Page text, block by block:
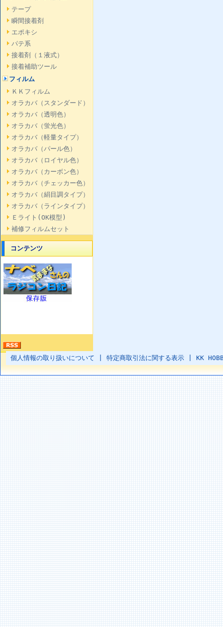
テープ
瞬間接着剤
エポキシ
パテ系
接着剤（１液式）
接着補助ツール
フィルム
ＫＫフィルム
オラカバ（スタンダード）
オラカバ（透明色）
オラカバ（蛍光色）
オラカバ（軽量タイプ）
オラカバ（パール色）
オラカバ（ロイヤル色）
オラカバ（カーボン色）
オラカバ（チェッカー色）
オラカバ（絹目調タイプ）
オラカバ（ラインタイプ）
Ｅライト(OK模型)
補修フィルムセット
コンテンツ
個人情報の取り扱いについて 特定商取引法に関する表示 KK